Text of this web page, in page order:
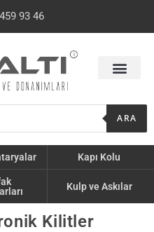
93 46
ARA
Kapı Kolu
Kulp ve Askılar
Kilitler